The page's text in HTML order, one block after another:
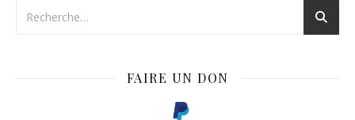
FAIRE UN DON